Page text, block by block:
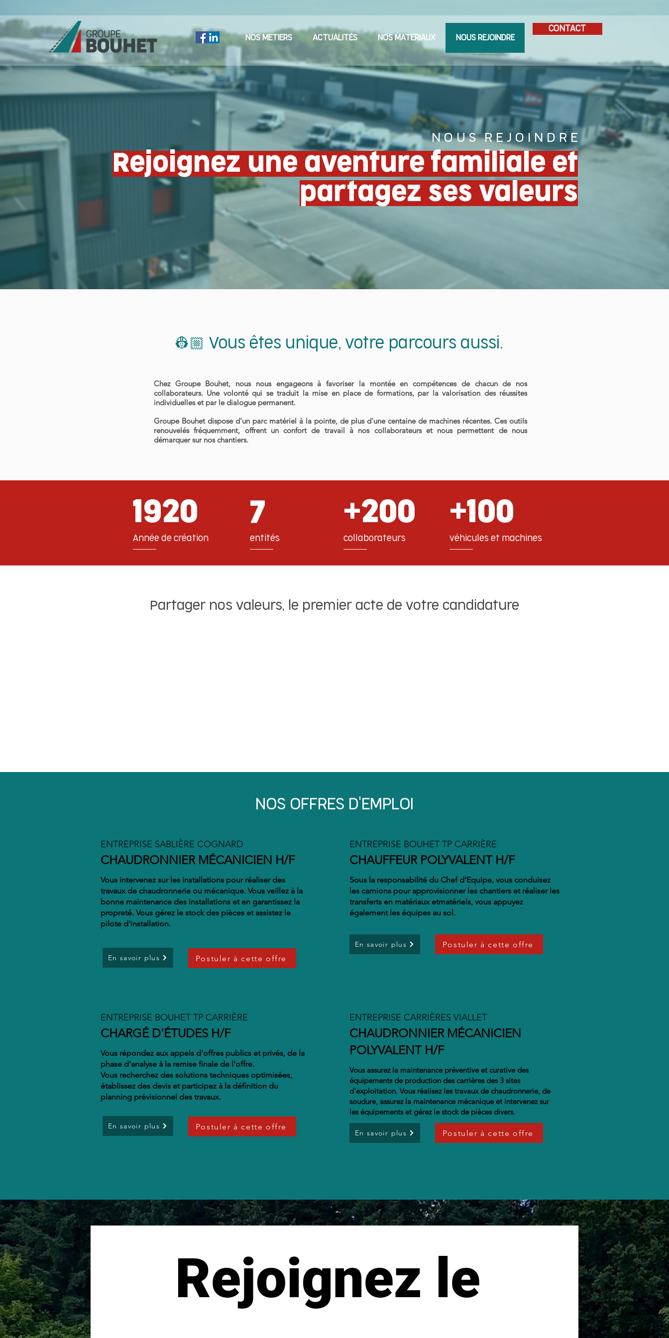
NOS METIERS ACTUALITÉS NOS MATERIAUX NOUS REJOINDRE
CONTACT
N O U S R E J O I N D R E
Rejoignez une aventure familiale et
partagez ses valeurs
👷🏼 Vous êtes unique, votre parcours aussi.
Chez Groupe Bouhet, nous nous engageons à favoriser la montée en compétences de chacun de nos
collaborateurs. Une volonté qui se traduit la mise en place de formations, par la valorisation des réussites
individuelles et par le dialogue permanent.
Groupe Bouhet dispose d’un parc matériel à la pointe, de plus d’une centaine de machines récentes. Ces outils
renouvelés fréquemment, offrent un confort de travail à nos collaborateurs et nous permettent de nous
démarquer sur nos chantiers.
1920
Année de création
7
entités
+200
collaborateurs
+100
véhicules et machines
Partager nos valeurs, le premier acte de votre candidature
NOS OFFRES D'EMPLOI
ENTREPRISE SABLIÈRE COGNARD
CHAUDRONNIER MÉCANICIEN H/F
Vous intervenez sur les installations pour réaliser des
travaux de chaudronnerie ou mécanique. Vous veillez à la
bonne maintenance des installations et en garantissez la
propreté. Vous gérez le stock des pièces et assistez le
pilote d'installation.
En savoir plus Postuler à cette offre
ENTREPRISE BOUHET TP CARRIÈRE
CHAUFFEUR POLYVALENT H/F
Sous la responsabilité du Chef d’Equipe, vous conduisez
les camions pour approvisionner les chantiers et réaliser les
transferts en matériaux etmatériels, vous appuyez
également les équipes au sol.
En savoir plus Postuler à cette offre
ENTREPRISE BOUHET TP CARRIÈRE
CHARGÉ D'ÉTUDES H/F
Vous répondez aux appels d’offres publics et privés, de la
phase d’analyse à la remise finale de l’offre.
Vous recherchez des solutions techniques optimisées,
établissez des devis et participez à la définition du
planning prévisionnel des travaux.
En savoir plus Postuler à cette offre
ENTREPRISE CARRIÈRES VIALLET
CHAUDRONNIER MÉCANICIEN
POLYVALENT H/F
Vous assurez la maintenance préventive et curative des
équipements de production des carrières des 3 sites
d'exploitation. Vous réalisez les travaux de chaudronnerie, de
soudure, assurez la maintenance mécanique et intervenez sur
les équipements et gérez le stock de pièces divers.
En savoir plus Postuler à cette offre
Rejoignez le